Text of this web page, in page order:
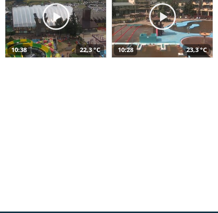
10:38 22,3 °C 10:28 23,3 °C